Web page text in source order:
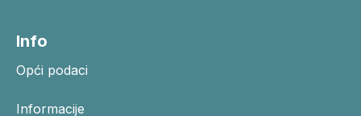
Info
Opći podaci
Informacije